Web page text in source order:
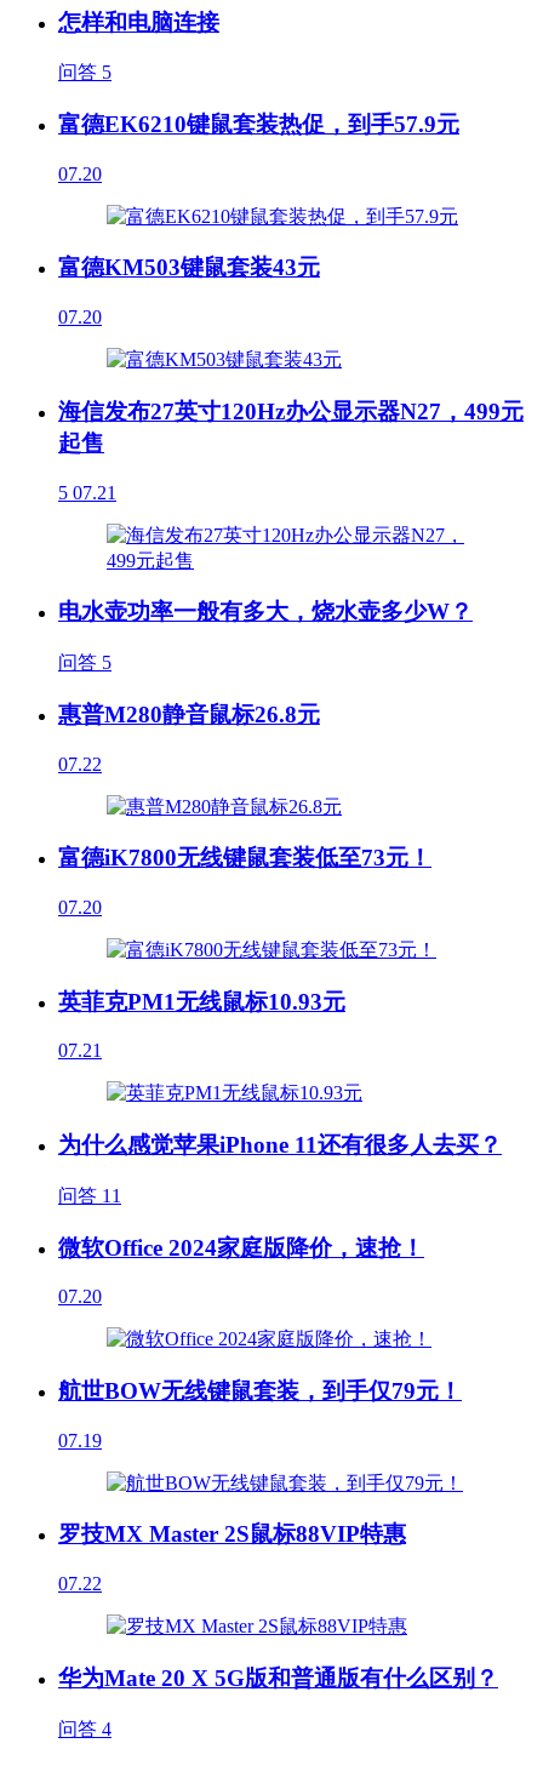
怎样和电脑连接
问答 5
富德EK6210键鼠套装热促，到手57.9元
07.20
富德KM503键鼠套装43元
07.20
海信发布27英寸120Hz办公显示器N27，499元
起售
5 07.21
电水壶功率一般有多大，烧水壶多少W？
问答 5
惠普M280静音鼠标26.8元
07.22
富德iK7800无线键鼠套装低至73元！
07.20
英菲克PM1无线鼠标10.93元
07.21
为什么感觉苹果iPhone 11还有很多人去买？
问答 11
微软Office 2024家庭版降价，速抢！
07.20
航世BOW无线键鼠套装，到手仅79元！
07.19
罗技MX Master 2S鼠标88VIP特惠
07.22
华为Mate 20 X 5G版和普通版有什么区别？
问答 4